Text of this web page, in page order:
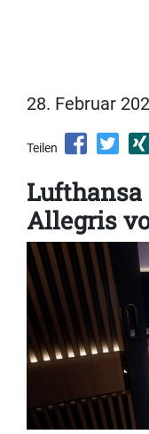
28. Februar
Teilen
Allegris